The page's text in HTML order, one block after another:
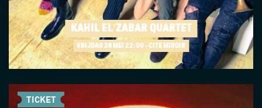
KAHIL EL'ZABAR QUARTET
VRIJDAG 26 MEI 22:00 - CITÉ MIROIR
TICKET